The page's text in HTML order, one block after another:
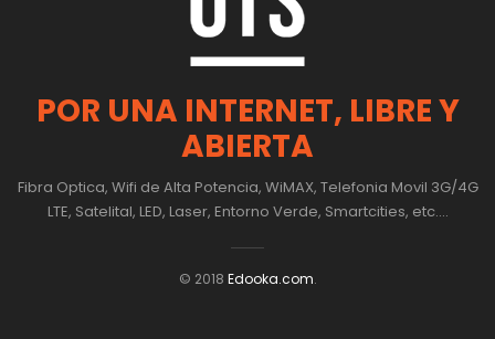
POR UNA INTERNET, LIBRE Y
ABIERTA
Fibra Optica, Wifi de Alta Potencia, WiMAX, Telefonia Movil 3G/4G
LTE, Satelital, LED, Laser, Entorno Verde, Smartcities, etc....
© 2018 Edooka.com.